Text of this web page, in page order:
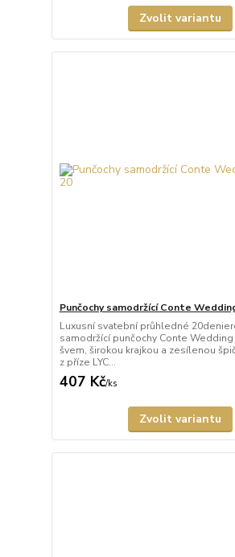
Zvolit variantu
Punčochy samodržící Conte
Luxusní svatební průhledné
samodržící punčochy Conte
švem, širokou krajkou a zesílenou
z příze LYC...
407 Kč/ks
Zvolit variantu